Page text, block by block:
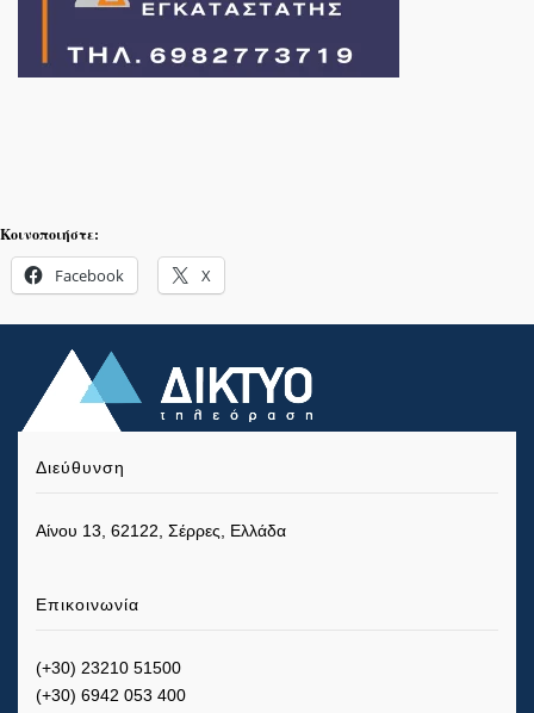
Κοινοποιήστε:
Facebook X
Διεύθυνση
Αίνου 13, 62122, Σέρρες, Ελλάδα
Επικοινωνία
(+30) 23210 51500
(+30) 6942 053 400